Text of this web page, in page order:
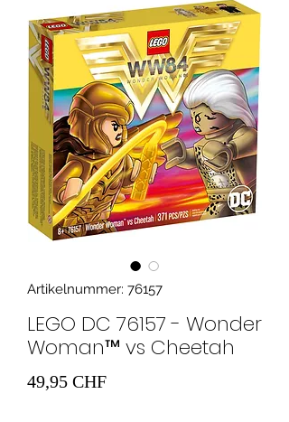
Artikelnummer: 76157
LEGO DC 76157 - Wonder
Woman™ vs Cheetah
49,95 CHFPreis